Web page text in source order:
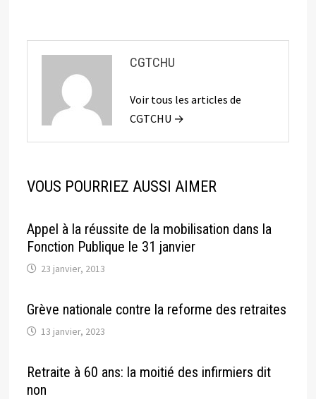
CGTCHU
Voir tous les articles de
CGTCHU →
VOUS POURRIEZ AUSSI AIMER
Appel à la réussite de la mobilisation dans la
Fonction Publique le 31 janvier
23 janvier, 2013
Grève nationale contre la reforme des retraites
13 janvier, 2023
Retraite à 60 ans: la moitié des infirmiers dit
non